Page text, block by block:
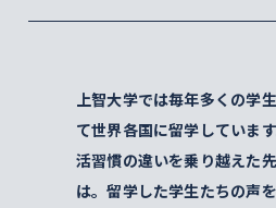
上智大学では毎年多くの学
て世界各国に留学していま
活習慣の違いを乗り越えた
は。留学した学生たちの声を